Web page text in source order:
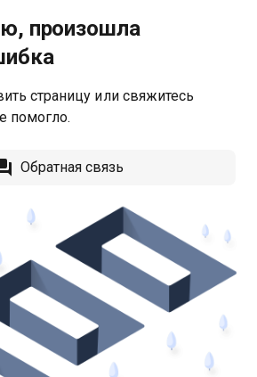
произошла
страницу или свяжитесь
помогло.
Обратная связь